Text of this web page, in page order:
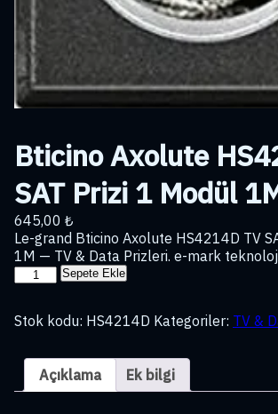
Bticino Axolute
SAT Prizi 1 Modül
645,00 ₺
Le-grand Bticino Axolute HS4214D TV
1M — TV & Data Prizleri. e-mark
Bticino
TV
Prizi
Modül
Sepete Ekle
Stok kodu: HS4214D Kategoriler: TV &
Açıklama Ek bilgi